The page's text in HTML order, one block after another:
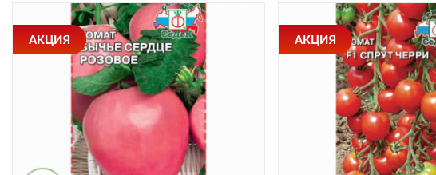
АКЦИЯ АКЦИЯ